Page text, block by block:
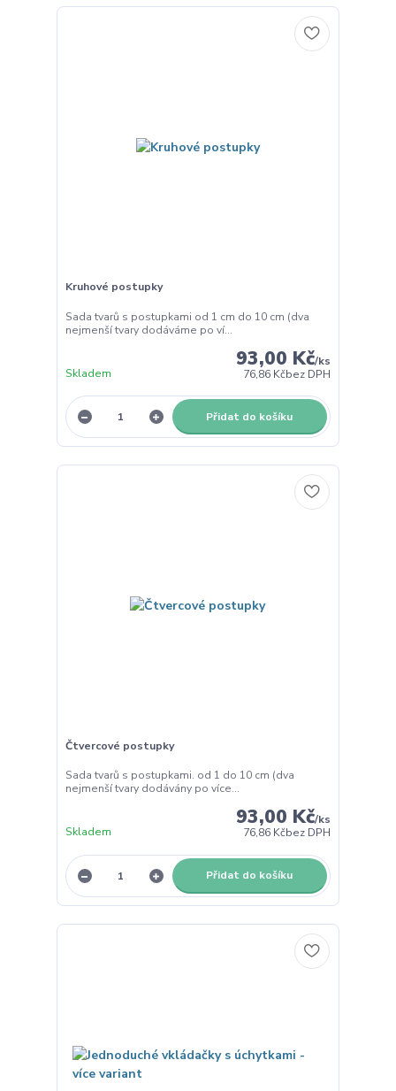
Kruhové postupky
Sada tvarů s postupkami od 1 cm do 10 cm (dva
nejmenší tvary dodáváme po ví...
93,00 Kč/ks
76,86 Kčbez DPH
Skladem
Přidat do košíku
Čtvercové postupky
Sada tvarů s postupkami. od 1 do 10 cm (dva
nejmenší tvary dodávány po více...
93,00 Kč/ks
76,86 Kčbez DPH
Skladem
Přidat do košíku